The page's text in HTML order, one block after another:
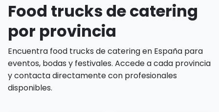
Food trucks de catering
por provincia
Encuentra food trucks de catering en España para
eventos, bodas y festivales. Accede a cada provincia
y contacta directamente con profesionales
disponibles.